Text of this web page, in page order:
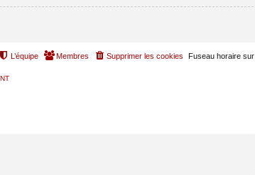
Fuseau horaire sur
Supprimer les cookies
Membres
L’équipe